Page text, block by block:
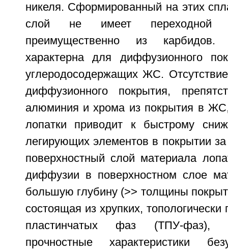
никеля. Сформированный на этих
слой не имеет переходной
преимущественно из карбидов.
характерна для диффузионного
углеродосодержащих ЖС.
диффузионного покрытия,
алюминия и хрома из покрытия в
лопатки приводит к быстрому
легирующих элементов в покрытии
поверхностный слой материала
диффузии в поверхностном слое
большую глубину (>> толщины
состоящая из хрупких,
пластинчатых фаз (ТПУ-фаз),
прочностные характеристики